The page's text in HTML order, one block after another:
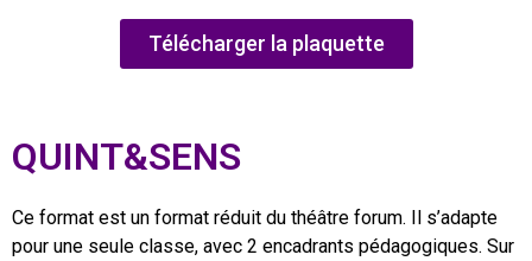
Télécharger la plaquette
QUINT&SENS
Ce format est un format réduit du théâtre forum. Il s’adapte
pour une seule classe, avec 2 encadrants pédagogiques. Sur